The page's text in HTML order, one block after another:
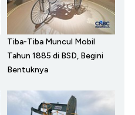
Tiba-Tiba Muncul Mobil
Tahun 1885 di BSD, Begini
Bentuknya